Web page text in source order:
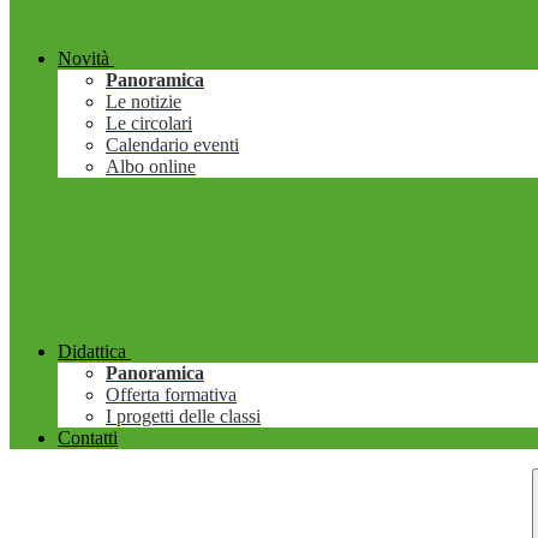
Novità
Panoramica
Le notizie
Le circolari
Calendario eventi
Albo online
Didattica
Panoramica
Offerta formativa
I progetti delle classi
Contatti